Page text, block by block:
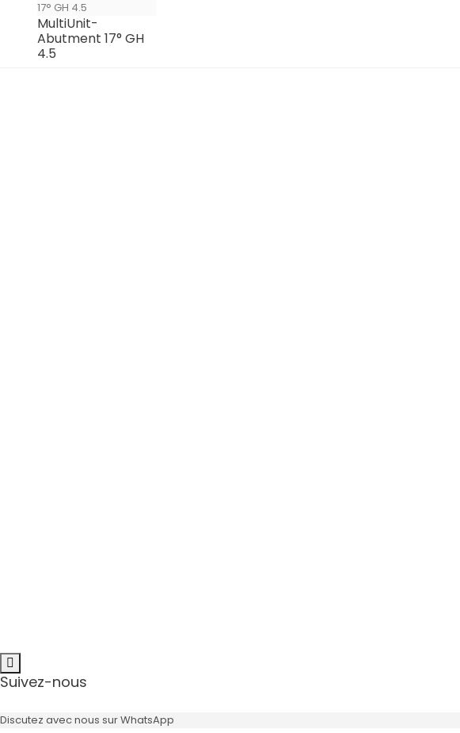
MultiUnit-
Abutment 17° GH
4.5
Suivez-nous
Discutez avec nous sur WhatsApp